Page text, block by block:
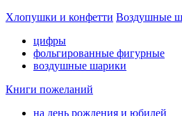
Хлопушки и конфетти Воздушные
цифры
фольгированные фигурные
воздушные шарики
Книги пожеланий
на день рождения и юбилей